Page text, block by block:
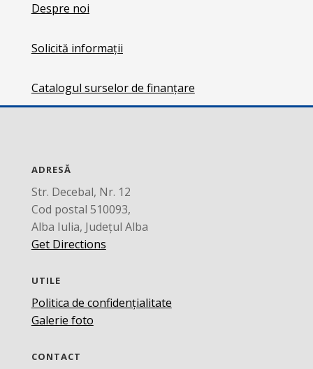
Despre noi
Solicită informații
Catalogul surselor de finanțare
ADRESĂ
Str. Decebal, Nr. 12
Cod postal 510093,
Alba Iulia, Județul Alba
Get Directions
UTILE
Politica de confidențialitate
Galerie foto
CONTACT